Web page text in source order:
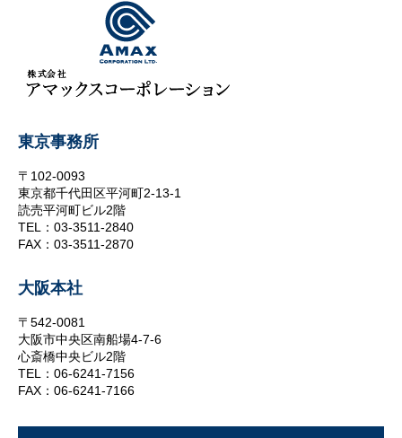
東京事務所
〒102-0093
東京都千代田区平河町2-13-1
読売平河町ビル2階
TEL：03-3511-2840
FAX：03-3511-2870
大阪本社
〒542-0081
大阪市中央区南船場4-7-6
心斎橋中央ビル2階
TEL：06-6241-7156
FAX：06-6241-7166